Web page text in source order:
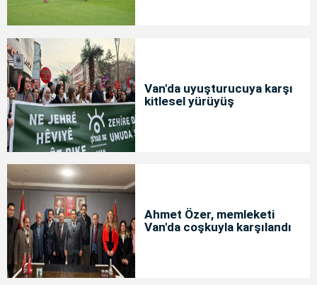
Van'da uyuşturucuya karşı
kitlesel yürüyüş
Ahmet Özer, memleketi
Van'da coşkuyla karşılandı